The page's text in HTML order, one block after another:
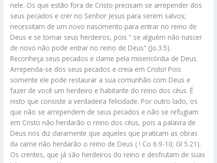
nele. Os que estão fora de Cristo precisam se arrepender dos
seus pecados e crer no Senhor Jesus para serem salvos;
necessitam de um novo nascimento para entrar no reino de
Deus e se tornar seus herdeiros, pois “ se alguém não nascer
de novo não pode entrar no reino de Deus” (Jo.3.5).
Reconheça seus pecados e clame pela misericórdia de Deus.
Arrependa-se dos seus pecados e creia em Cristo! Pois
somente ele pode restaurar a sua comunhão com Deus e
fazer de você um herdeiro e habitante do reino dos céus. É
nisto que consiste a verdadeira felicidade. Por outro lado, os
que não se arrependem de seus pecados e não se refugiam
em Cristo não herdarão o reino dos céus, pois a palavra de
Deus nos diz claramente que aqueles que praticam as obras
da carne não herdarão o reino de Deus ( ! Co 6.9-10; Gl 5.21).
Os crentes, que já são herdeiros do reino e desfrutam de suas